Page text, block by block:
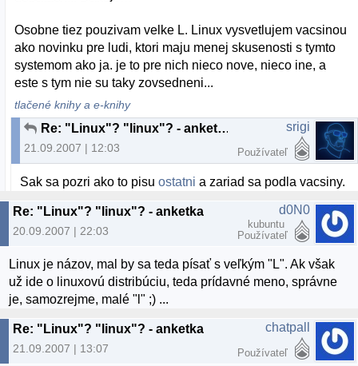
Osobne tiez pouzivam velke L. Linux vysvetlujem vacsinou
ako novinku pre ludi, ktori maju menej skusenosti s tymto
systemom ako ja. je to pre nich nieco nove, nieco ine, a
este s tym nie su taky zovsedneni...
tlačené knihy a e-knihy
Re: "Linux"? "linux"? - anketka
21.09.2007 | 12:03
srigi
Používateľ
Sak sa pozri ako to pisuostatni a zariad sa podla vacsiny.
Re: "Linux"? "linux"? - anketka
20.09.2007 | 22:03
d0N0
kubuntu
Používateľ
Linux je názov, mal by sa teda písať s veľkým "L". Ak však
už ide o linuxovú distribúciu, teda prídavné meno, správne
je, samozrejme, malé "l" ;) ...
Re: "Linux"? "linux"? - anketka
21.09.2007 | 13:07
chatpall
Používateľ